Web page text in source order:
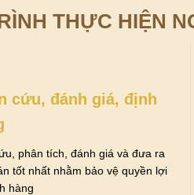
THỰC HIỆN
cứu, đánh giá, định
phân tích, đánh giá và đưa ra
tốt nhất nhằm bảo vệ quyền lợi
hàng